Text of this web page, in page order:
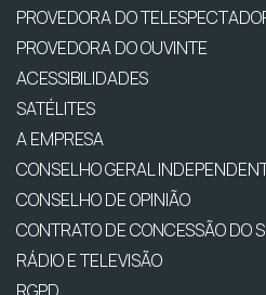
PROVEDORA DO
PROVEDORA DO OUVINTE
ACESSIBILIDADES
SATÉLITES
A EMPRESA
CONSELHO GERAL
CONSELHO DE OPINIÃO
CONTRATO DE CONCESSÃO DO
RÁDIO E TELEVISÃO